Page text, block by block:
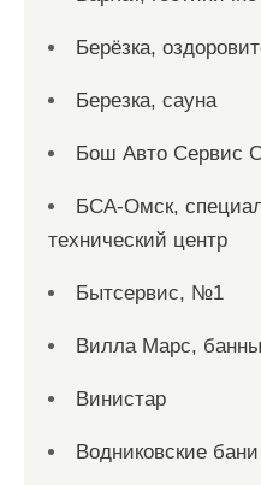
Берёзка,
Березка, сауна
Бош Авто Сервис
БСА-Омск,
технический центр
Бытсервис, №1
Вилла Марс,
Винистар
Водниковские бани